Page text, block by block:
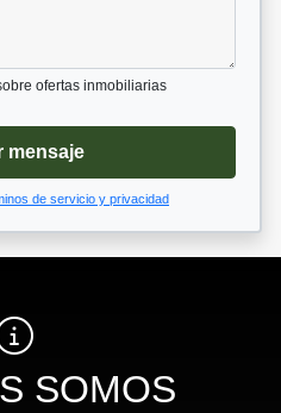
ofertas inmobiliarias
mensaje
de servicio y privacidad
SOMOS